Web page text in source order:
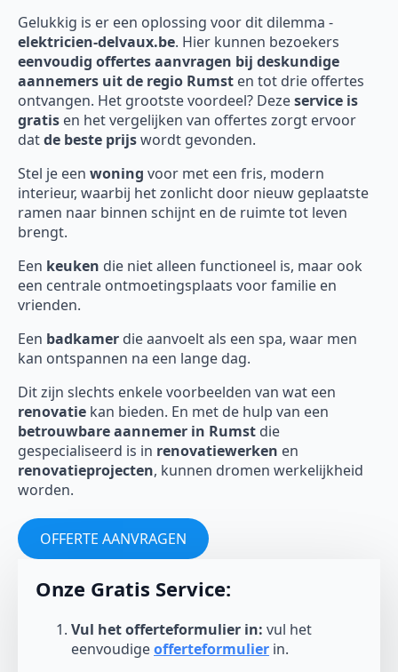
Gelukkig is er een oplossing voor dit dilemma -
elektricien-delvaux.be. Hier kunnen bezoekers
eenvoudig offertes aanvragen bij deskundige
aannemers uit de regio Rumst en tot drie offertes
ontvangen. Het grootste voordeel? Dezeservice is
gratis en het vergelijken van offertes zorgt ervoor
datde beste prijswordt gevonden.
Stel je een woning voor met een fris, modern
interieur, waarbij het zonlicht door nieuw geplaatste
ramen naar binnen schijnt en de ruimte tot leven
brengt.
Een keuken die niet alleen functioneel is, maar ook
een centrale ontmoetingsplaats voor familie en
vrienden.
Een badkamer die aanvoelt als een spa, waar men
kan ontspannen na een lange dag.
Dit zijn slechts enkele voorbeelden van wat een
renovatie kan bieden. En met de hulp van een
betrouwbare aannemer in Rumst die
gespecialiseerd is in renovatiewerken en
renovatieprojecten, kunnen dromen werkelijkheid
worden.
OFFERTE AANVRAGEN
Onze Gratis Service:
Vul het offerteformulier in: vul het
eenvoudigeofferteformulier in.